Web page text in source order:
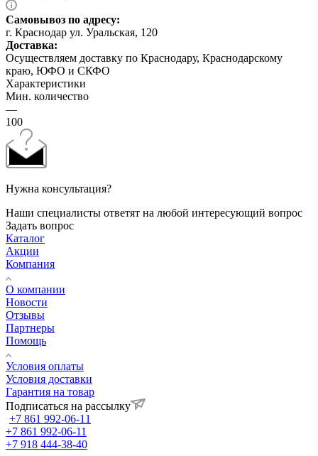
Самовывоз по адресу:
г. Краснодар ул. Уральская, 120
Доставка:
Осуществляем доставку по Краснодару, Краснодарскому
краю, ЮФО и СКФО
Характеристики
Мин. количество
—
100
Нужна консультация?
Наши специалисты ответят на любой интересующий вопрос
Задать вопрос
Каталог
Акции
Компания
О компании
Новости
Отзывы
Партнеры
Помощь
Условия оплаты
Условия доставки
Гарантия на товар
Подписаться на рассылку
+7 861 992-06-11
+7 861 992-06-11
+7 918 444-38-40